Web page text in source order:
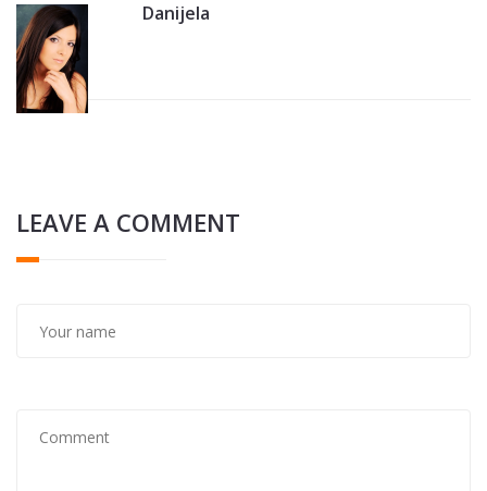
Danijela
LEAVE A COMMENT